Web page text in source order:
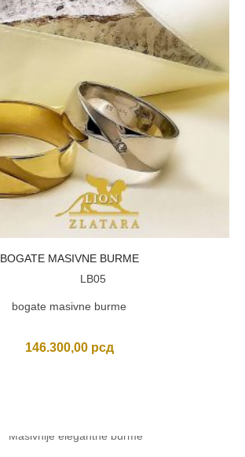
BOGATE MASIVNE BURME
LB05
bogate masivne burme
146.300,00 рсд